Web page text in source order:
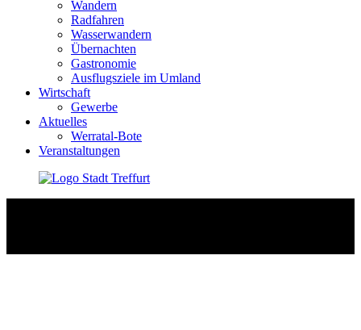
Wandern
Radfahren
Wasserwandern
Übernachten
Gastronomie
Ausflugsziele im Umland
Wirtschaft
Gewerbe
Aktuelles
Werratal-Bote
Veranstaltungen